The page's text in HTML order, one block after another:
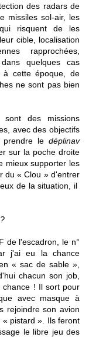
des radars de
missiles sol-air, les
risquent de les
cible, localisation
rapprochées,
quelques cas
à cette époque, de
ne sont pas bien
des missions
avec des objectifs
le déplinav
sur la poche droite
mieux supporter les
du « Clou » d'entrer
de la situation, il
de l'escadron, le n°
j'ai eu la chance
« sac de sable »,
chacun son job,
chance ! Il sort pour
avec masque à
rejoindre son avion
pistard ». Ils feront
le libre jeu des